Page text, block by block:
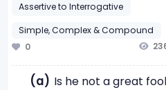
Assertive to Interrogative
Simple, Complex & Compound
0
(a) Is he not a great